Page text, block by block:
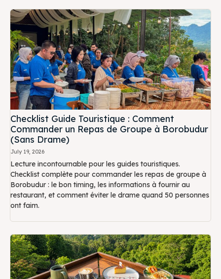
Checklist Guide Touristique : Comment
Commander un Repas de Groupe à Borobudur
(Sans Drame)
July 19, 2026
Lecture incontournable pour les guides touristiques.
Checklist complète pour commander les repas de groupe à
Borobudur : le bon timing, les informations à fournir au
restaurant, et comment éviter le drame quand 50 personnes
ont faim.